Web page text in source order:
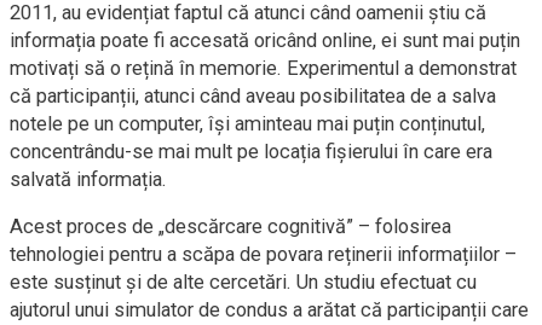
2011, au evidențiat faptul că atunci când oamenii știu că
informația poate fi accesată oricând online, ei sunt mai puțin
motivați să o rețină în memorie. Experimentul a demonstrat
că participanții, atunci când aveau posibilitatea de a salva
notele pe un computer, își aminteau mai puțin conținutul,
concentrându-se mai mult pe locația fișierului în care era
salvată informația.
Acest proces de „descărcare cognitivă” – folosirea
tehnologiei pentru a scăpa de povara reținerii informațiilor –
este susținut și de alte cercetări. Un studiu efectuat cu
ajutorul unui simulator de condus a arătat că participanții care